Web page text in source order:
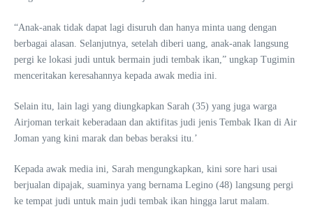
“Anak-anak tidak dapat lagi disuruh dan hanya minta uang dengan
berbagai alasan. Selanjutnya, setelah diberi uang, anak-anak langsung
pergi ke lokasi judi untuk bermain judi tembak ikan,” ungkap Tugimin
menceritakan keresahannya kepada awak media ini.
Selain itu, lain lagi yang diungkapkan Sarah (35) yang juga warga
Airjoman terkait keberadaan dan aktifitas judi jenis Tembak Ikan di Air
Joman yang kini marak dan bebas beraksi itu.’
Kepada awak media ini, Sarah mengungkapkan, kini sore hari usai
berjualan dipajak, suaminya yang bernama Legino (48) langsung pergi
ke tempat judi untuk main judi tembak ikan hingga larut malam.